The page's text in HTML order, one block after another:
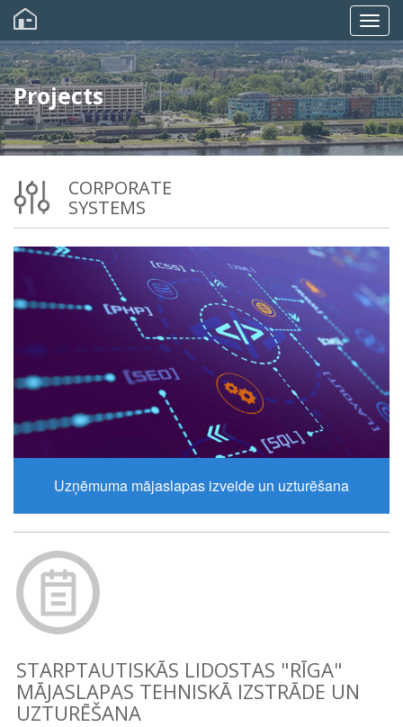
Skip
main
content
Projects
CORPORATE
SYSTEMS
Uzņēmuma mājaslapas izveide un uzturēšana
STARPTAUTISKĀS LIDOSTAS "RĪGA"
MĀJASLAPAS TEHNISKĀ IZSTRĀDE UN
UZTURĒŠANA